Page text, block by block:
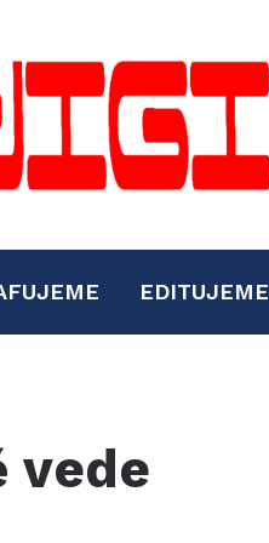
EDITUJEME
vede